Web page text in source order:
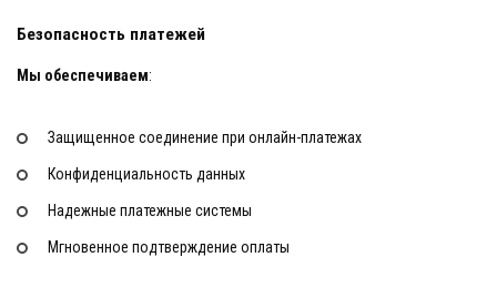
Безопасность платежей
Мы обеспечиваем:
Защищенное соединение при онлайн-платежах
Конфиденциальность данных
Надежные платежные системы
Мгновенное подтверждение оплаты